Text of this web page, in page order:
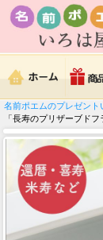
名前ポエムのプレゼント
「長寿のプリザーブドフ